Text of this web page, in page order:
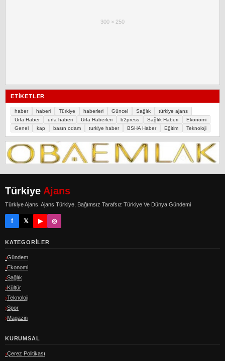
300 × 250
ETIKETLER
haber haberi Türkiye haberleri Güncel Sağlık
türkiye ajans
Urfa Haber
urfa haberi Urfa Haberleri b2press Sağlık Haberi
Ekonomi
Genel
kap basın odam turkiye haber BSHA Haber Eğitim Teknoloji
Türkiye Ajans
Türkiye Ajans. Ajans Türkiye, Bağımsız Tarafsız Türkiye Ve Dünya Gündemi
f 𝕏 ▶ ◎
KATEGORILER
Gündem
Ekonomi
Sağlık
Kültür
Teknoloji
Spor
Magazin
KURUMSAL
Çerez Politikası